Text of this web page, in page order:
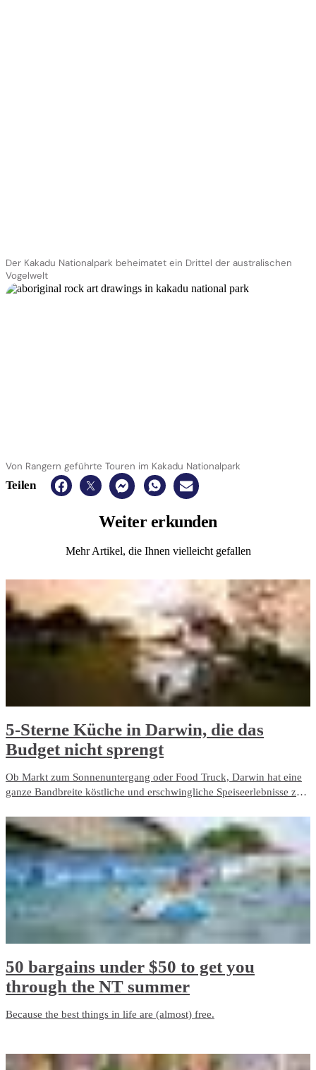
Der Kakadu Nationalpark beheimatet ein Drittel der australischen
Vogelwelt
Von Rangern geführte Touren im Kakadu Nationalpark
Teilen
Weitererkunden
Mehr Artikel, die Ihnen vielleicht gefallen
5-Sterne Küche in Darwin, die das
Budget nicht sprengt
Ob Markt zum Sonnenuntergang oder Food Truck, Darwin hat eine
ganze Bandbreite köstliche und erschwingliche Speiseerlebnisse zu
50 bargains under $50 to get you
through the NT summer
Because the best things in life are (almost) free.